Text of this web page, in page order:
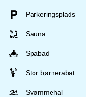
Parkeringsplads
Sauna
Spabad
Stor børnerabat
Svømmehal